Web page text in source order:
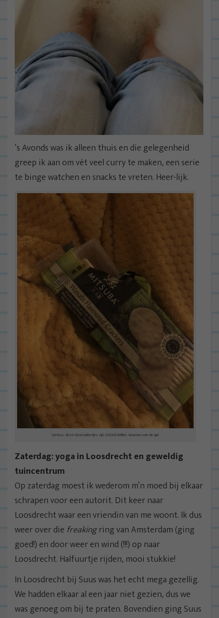
‘s Avonds was ik alleen thuis en die gelegenheid
greep ik aan om vét veel curry te maken, een serie
te binge watchen en snacks te vreten. Heer-lijk.
Serieus: deze rijstcrackertjes zijn ZOOOO lekker. Gewoon van de ap!
Zaterdag: yoga in Loosdrecht en geweldig
tuincentrum
Op zaterdag moest ik wederom m’n moed bij elkaar
schrapen voor een autorit. Dit keer naar
Loosdrecht waar een vriendin van me woont. Ik dus
weer over die freakingring van Amsterdam (ging
goed!) en door weer en wind (!!!) op naar
Loosdrecht. Halfuurtje rijden, mooi stukkie!
In Loosdrecht bij Suus was het echt mega gezellig.
We hadden elkaar al een jaar niet gezien, dus we
was genoeg om bij te praten. Bovendien ging Suus